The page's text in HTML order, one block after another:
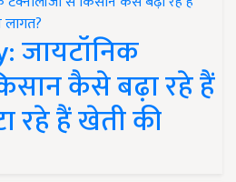
जायटॉनिक
कैसे बढ़ा रहे हैं
रहे हैं खेती की